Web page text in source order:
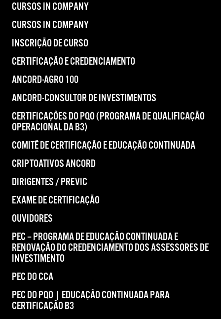
CURSOS IN COMPANY
CURSOS IN COMPANY
INSCRIÇÃO DE CURSO
CERTIFICAÇÃO E CREDENCIAMENTO
ANCORD-AGRO 100
ANCORD-CONSULTOR DE INVESTIMENTOS
CERTIFICAÇÕES DO PQO (PROGRAMA DE QUALIFICAÇÃO
OPERACIONAL DA B3)
COMITÊ DE CERTIFICAÇÃO E EDUCAÇÃO CONTINUADA
CRIPTOATIVOS ANCORD
DIRIGENTES / PREVIC
EXAME DE CERTIFICAÇÃO
OUVIDORES
PEC – PROGRAMA DE EDUCAÇÃO CONTINUADA E
RENOVAÇÃO DO CREDENCIAMENTO DOS ASSESSORES DE
INVESTIMENTO
PEC DO CCA
PEC DO PQO | EDUCAÇÃO CONTINUADA PARA
CERTIFICAÇÃO B3